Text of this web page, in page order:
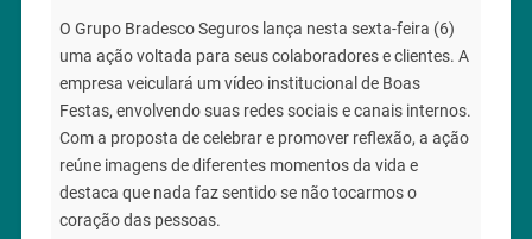
O Grupo Bradesco Seguros lança nesta sexta-feira (6)
uma ação voltada para seus colaboradores e clientes. A
empresa veiculará um vídeo institucional de Boas
Festas, envolvendo suas redes sociais e canais internos.
Com a proposta de celebrar e promover reflexão, a ação
reúne imagens de diferentes momentos da vida e
destaca que nada faz sentido se não tocarmos o
coração das pessoas.